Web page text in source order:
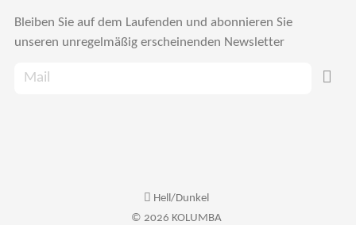
Bleiben Sie auf dem Laufenden und abonnieren Sie
unseren unregelmäßig erscheinenden Newsletter
Hell/Dunkel
© 2026 KOLUMBA